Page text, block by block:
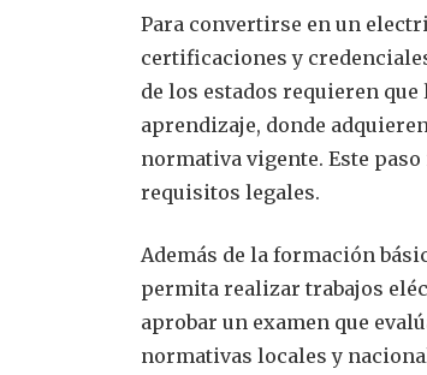
Para convertirse en un
certificaciones y
de los estados requieren
aprendizaje, donde
normativa vigente. Este
requisitos legales.
Además de la formación
permita realizar trabajos
aprobar un examen que
normativas locales y